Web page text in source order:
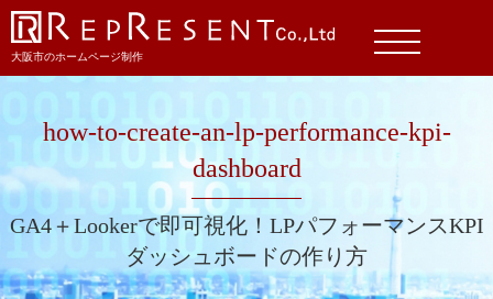
大阪市のホームページ制作
how-to-create-an-lp-performance-kpi-
dashboard
GA4＋Lookerで即可視化！LPパフォーマンスKPI
ダッシュボードの作り方